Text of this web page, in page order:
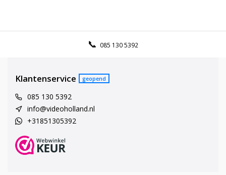
085 130 5392
Klantenservice geopend
085 130 5392
info@videoholland.nl
+31851305392